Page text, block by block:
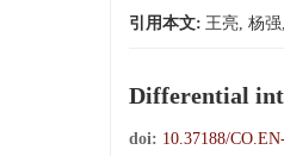
引用本文: 王亮, 杨
Differential
doi: 10.37188/